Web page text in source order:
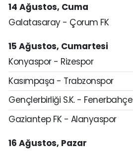
14 Ağustos, Cuma
Galatasaray - Çorum FK
15 Ağustos, Cumartesi
Konyaspor - Rizespor
Kasımpaşa - Trabzonspor
Gençlerbirliği S.K. - Fenerbahçe
Gaziantep FK - Alanyaspor
16 Ağustos, Pazar